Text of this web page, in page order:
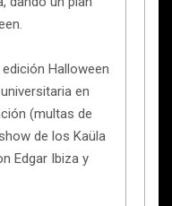
edición Halloween
en
(multas de
de los Kaüla
Edgar Ibiza y